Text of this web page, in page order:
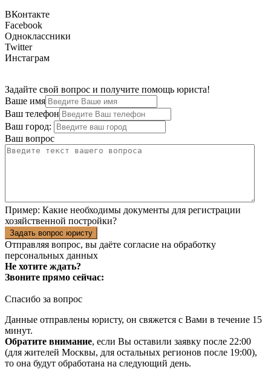
ВКонтакте
Facebook
Одноклассники
Twitter
Инстаграм
Задайте свой вопрос и получите помощь юриста!
Ваше имя
Ваш телефон
Ваш город:
Ваш вопрос
Пример: Какие необходимы документы для регистрации
хозяйственной постройки?
Задать вопрос юристу
Отправляя вопрос, вы даёте согласие на обработку
персональных данных
Не хотите ждать?
Звоните прямо сейчас:
Спасибо за вопрос
Данные отправлены юристу, он свяжется с Вами в течение 15
минут.
Обратите внимание, если Вы оставили заявку после 22:00
(для жителей Москвы, для остальных регионов после 19:00),
то она будут обработана на следующий день.